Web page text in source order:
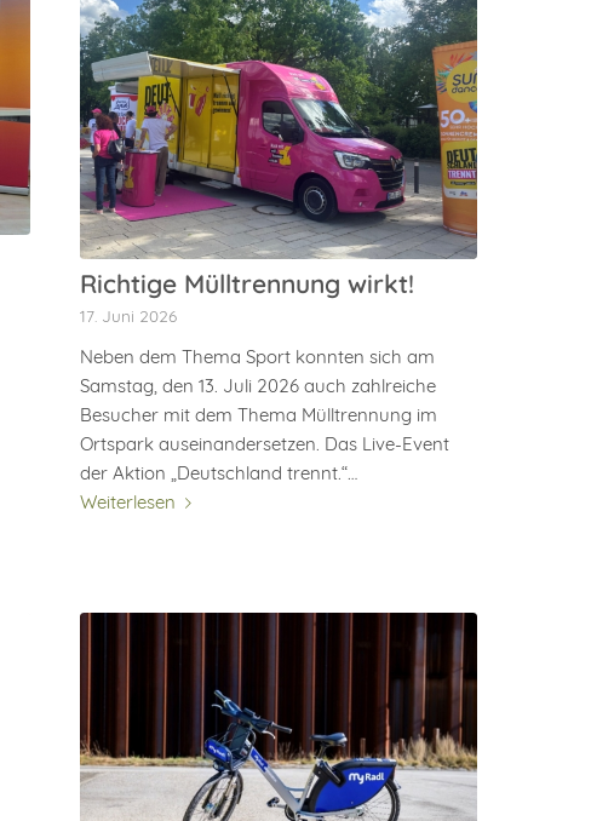
Richtige Mülltrennung wirkt!
17. Juni 2026
Neben dem Thema Sport konnten sich am
Samstag, den 13. Juli 2026 auch zahlreiche
Besucher mit dem Thema Mülltrennung im
Ortspark auseinandersetzen. Das Live-Event
der Aktion „Deutschland trennt.“…
Weiterlesen